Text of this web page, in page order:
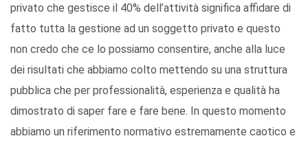
privato che gestisce il 40% dell’attività significa affidare di
fatto tutta la gestione ad un soggetto privato e questo
non credo che ce lo possiamo consentire, anche alla luce
dei risultati che abbiamo colto mettendo su una struttura
pubblica che per professionalità, esperienza e qualità ha
dimostrato di saper fare e fare bene. In questo momento
abbiamo un riferimento normativo estremamente caotico e